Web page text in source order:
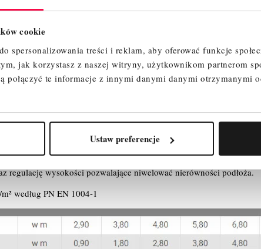
cookie
spersonalizowania treści i reklam, aby oferować funkcje
jak korzystasz z naszej witryny, użytkownikom partnerom
połączyć te informacje z innymi danymi danymi otrzymanymi
Ustaw preferencje
maksymalną stabilność na wysokości. Stężenia ukośne
zapewnia maksymalną przestrzeń użytkową na pomoście.
szybki montaż i demontaż
pomostami wynosi 2 m zapewniając przy tym szybki i
jest bezpieczne dzięki antypoślizgowym, profilowanym
regulację wysokości pozwalające niwelować nierówności podłoża.
według PN EN 1004-1